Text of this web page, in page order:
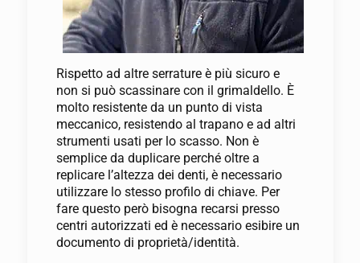
Rispetto ad altre serrature è più sicuro e
non si può scassinare con il grimaldello. È
molto resistente da un punto di vista
meccanico, resistendo al trapano e ad altri
strumenti usati per lo scasso. Non è
semplice da duplicare perché oltre a
replicare l’altezza dei denti, è necessario
utilizzare lo stesso profilo di chiave. Per
fare questo però bisogna recarsi presso
centri autorizzati ed è necessario esibire un
documento di proprietà/identità.